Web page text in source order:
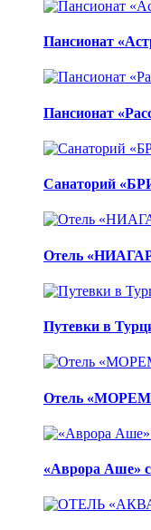
Пансионат
Пансионат
Санаторий
Отель
Путевки в
Отель
«Аврора Аше»